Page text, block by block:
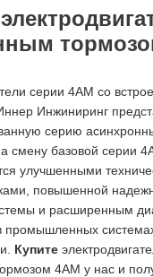
серии 4АМ со
Инжиниринг
серию
смену базовой серии
улучшенными
повышенной
и расширенным
промышленных
Купите
4АМ у нас и